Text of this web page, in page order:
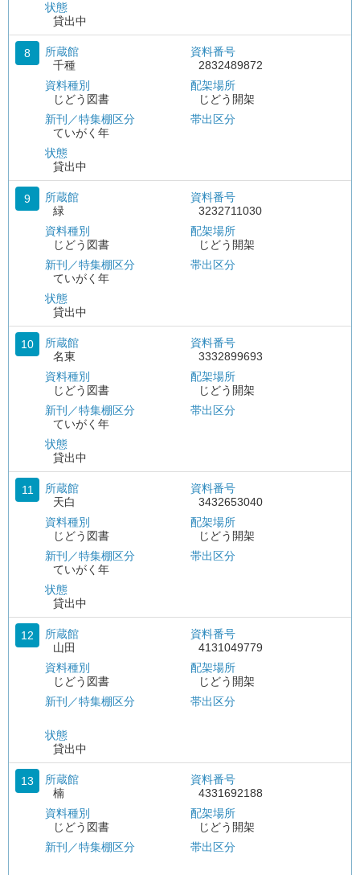
状態
貸出中
8
所蔵館
千種
資料種別
じどう図書
新刊／特集棚区分
ていがく年
状態
貸出中
資料番号
2832489872
配架場所
じどう開架
帯出区分
9
所蔵館
緑
資料種別
じどう図書
新刊／特集棚区分
ていがく年
状態
貸出中
資料番号
3232711030
配架場所
じどう開架
帯出区分
10
所蔵館
名東
資料種別
じどう図書
新刊／特集棚区分
ていがく年
状態
貸出中
資料番号
3332899693
配架場所
じどう開架
帯出区分
11
所蔵館
天白
資料種別
じどう図書
新刊／特集棚区分
ていがく年
状態
貸出中
資料番号
3432653040
配架場所
じどう開架
帯出区分
12
所蔵館
山田
資料種別
じどう図書
新刊／特集棚区分
状態
貸出中
資料番号
4131049779
配架場所
じどう開架
帯出区分
13
所蔵館
楠
資料種別
じどう図書
新刊／特集棚区分
資料番号
4331692188
配架場所
じどう開架
帯出区分